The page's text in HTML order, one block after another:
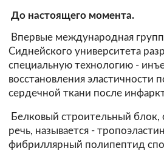
До настоящего момента.
Впервые международная
Сиднейского университета
специальную технологию -
восстановления эластичности
сердечной ткани после
Белковый строительный
речь, называется -
фибриллярный полипептид